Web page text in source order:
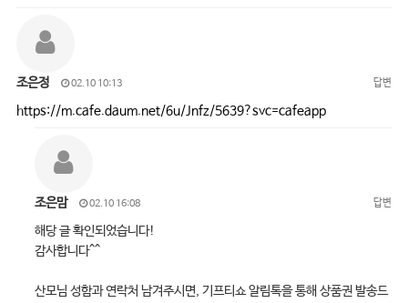
조은정 02.10 10:13 답변
https://m.cafe.daum.net/6u/Jnfz/5639?svc=cafeapp
조은맘 02.10 16:08 답변
해당 글 확인되었습니다!
감사합니다^^
산모님 성함과 연락처 남겨주시면, 기프티쇼 알림톡을 통해 상품권 발송드